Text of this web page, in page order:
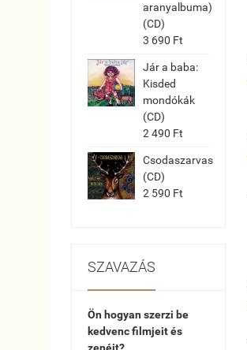
aranyalbuma)
(CD)
3 690 Ft
Jár a baba:
Kisded
mondókák
(CD)
2 490 Ft
Csodaszarvas
(CD)
2 590 Ft
SZAVAZÁS
Ön hogyan szerzi be
kedvenc filmjeit és
zenéit?